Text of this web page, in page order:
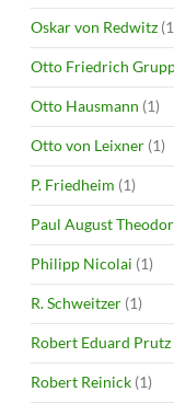
Oskar von Redwitz
Otto Friedrich
Otto Hausmann (1)
Otto von Leixner (1)
P. Friedheim (1)
Paul August
Philipp Nicolai (1)
R. Schweitzer (1)
Robert Eduard Prutz
Robert Reinick (1)